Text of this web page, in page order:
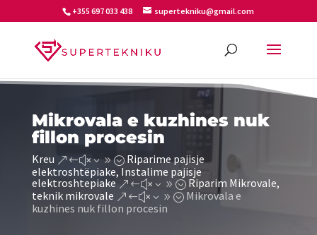
+355 697 033 438 supertekniku@gmail.com
Mikrovala e kuzhines nuk
fillon procesin
Kreu &#x39; Riparime pajisje
elektroshtëpiake, Instalime pajisje
elektroshtepiake &#x39; Riparim Mikrovale,
teknik mikrovale &#x39; Mikrovala e
kuzhines nuk fillon procesin